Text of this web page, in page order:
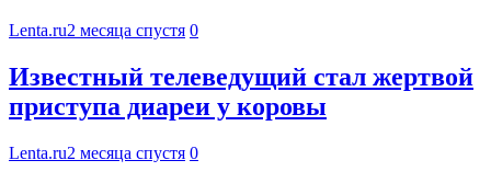
Lenta.ru2 месяца спустя 0
Известный телеведущий стал жертвой
приступа диареи у коровы
Lenta.ru2 месяца спустя 0